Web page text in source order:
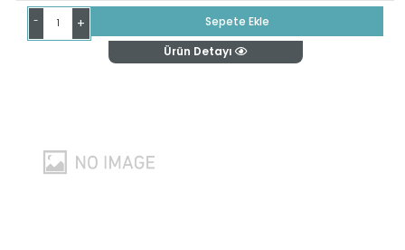
- +
Sepete Ekle
Ürün Detayı